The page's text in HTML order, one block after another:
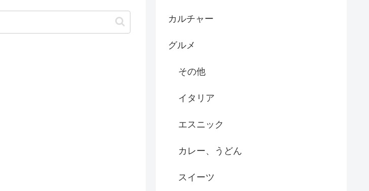
カルチャー
グルメ
その他
イタリア
エスニック
カレー、うどん
スイーツ